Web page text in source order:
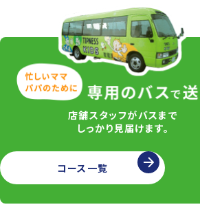
店舗スタッフがバスまで
しっかり見届けます。
コース一覧